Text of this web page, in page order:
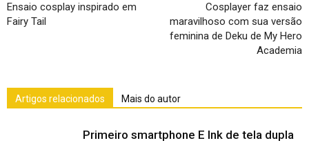
Ensaio cosplay inspirado em
Fairy Tail
Cosplayer faz ensaio
maravilhoso com sua versão
feminina de Deku de My Hero
Academia
Artigos relacionados Mais do autor
Primeiro smartphone E Ink de tela dupla